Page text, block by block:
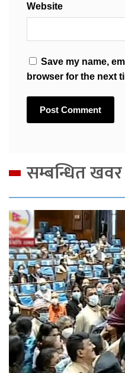
Website
Save my name,
browser for the next
सम्बन्धित खवर